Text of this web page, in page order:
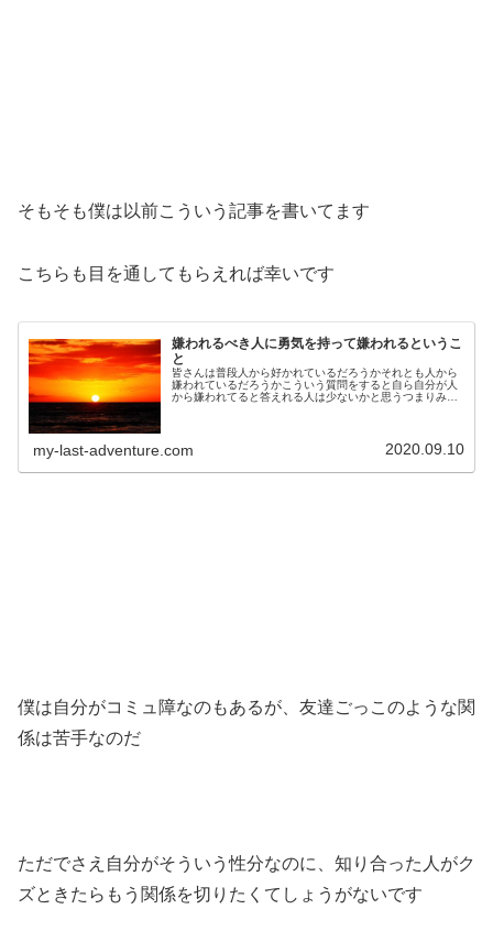
そもそも僕は以前こういう記事を書いてます
こちらも目を通してもらえれば幸いです
嫌われるべき人に勇気を持って嫌われるというこ
と
皆さんは普段人から好かれているだろうかそれとも人から
嫌われているだろうかこういう質問をすると自ら自分が人
から嫌われてると答えれる人は少ないかと思うつまりみん
my-last-adventure.com 2020.09.10
僕は自分がコミュ障なのもあるが、友達ごっこのような関
係は苦手なのだ
ただでさえ自分がそういう性分なのに、知り合った人がク
ズときたらもう関係を切りたくてしょうがないです